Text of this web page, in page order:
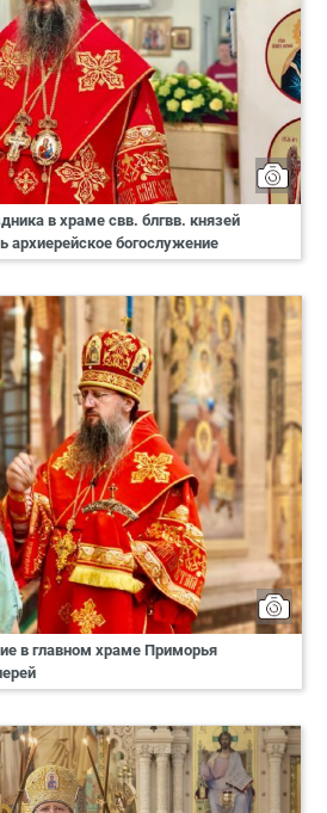
в храме свв. блгвв. князей
архиерейское богослужение
в главном храме Приморья